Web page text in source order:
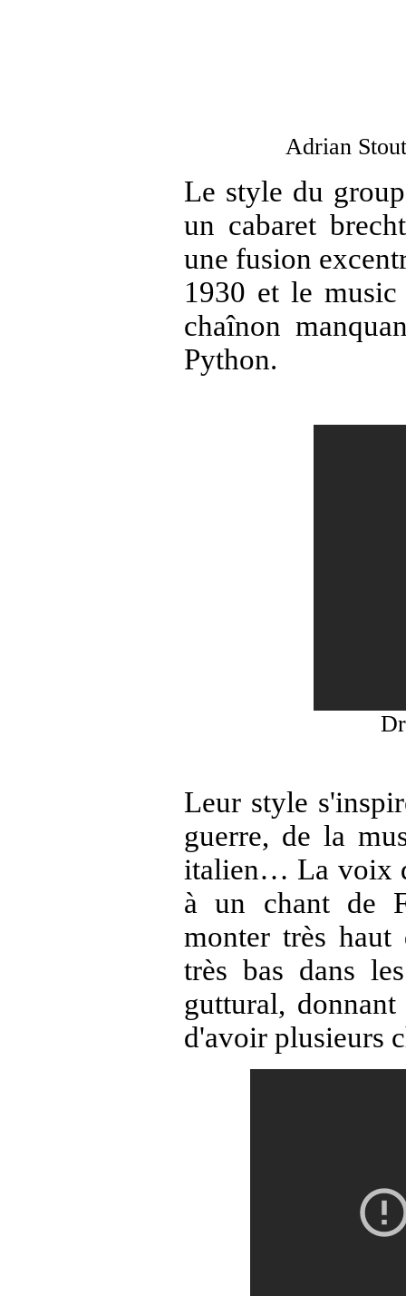
Adrian
Le style du
un cabaret
une fusion
1930 et le
chaînon
Python.
Leur style
guerre, de la
italien… La voix
à un chant de
monter très
très bas dans
guttural,
d'avoir plusieurs